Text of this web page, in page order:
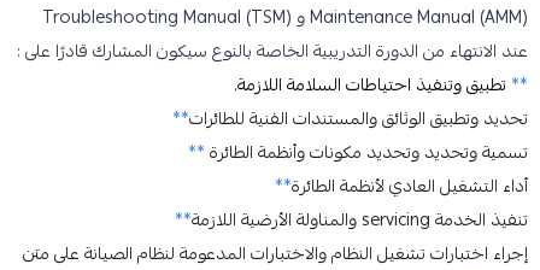
Maintenance Manual (AMM) و Troubleshooting Manual (TSM)
عند الانتهاء من الدورة التدريبية الخاصة بالنوع سيكون المشارك قادرًا على :
**تطبيق وتنفيذ احتياطات السلامة اللازمة.
تحديد وتطبيق الوثائق والمستندات الفنية للطائرات**
تسمية وتحديد وتحديد مكونات وأنظمة الطائرة**
أداء التشغيل العادي لأنظمة الطائرة**
تنفيذ الخدمة servicing والمناولة الأرضية اللازمة
**
إجراء اختبارات تشغيل النظام والاختبارات المدعومة لنظام الصيانة على متن